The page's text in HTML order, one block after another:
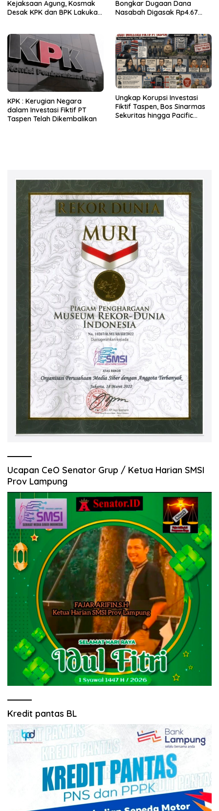
Kejaksaan Agung, Kosmak
Desak KPK dan BPK Lakukan
Bongkar Dugaan Dana
Nasabah Digasak Rp4.67
KPK : Kerugian Negara
dalam Investasi Fiktif PT
Taspen Telah Dikembalikan
Ungkap Korupsi Investasi
Fiktif Taspen, Bos Sinarmas
Sekuritas hingga Pacific
Ucapan CeO Senator Grup / Ketua Harian SMSI
Prov Lampung
Kredit pantas BL